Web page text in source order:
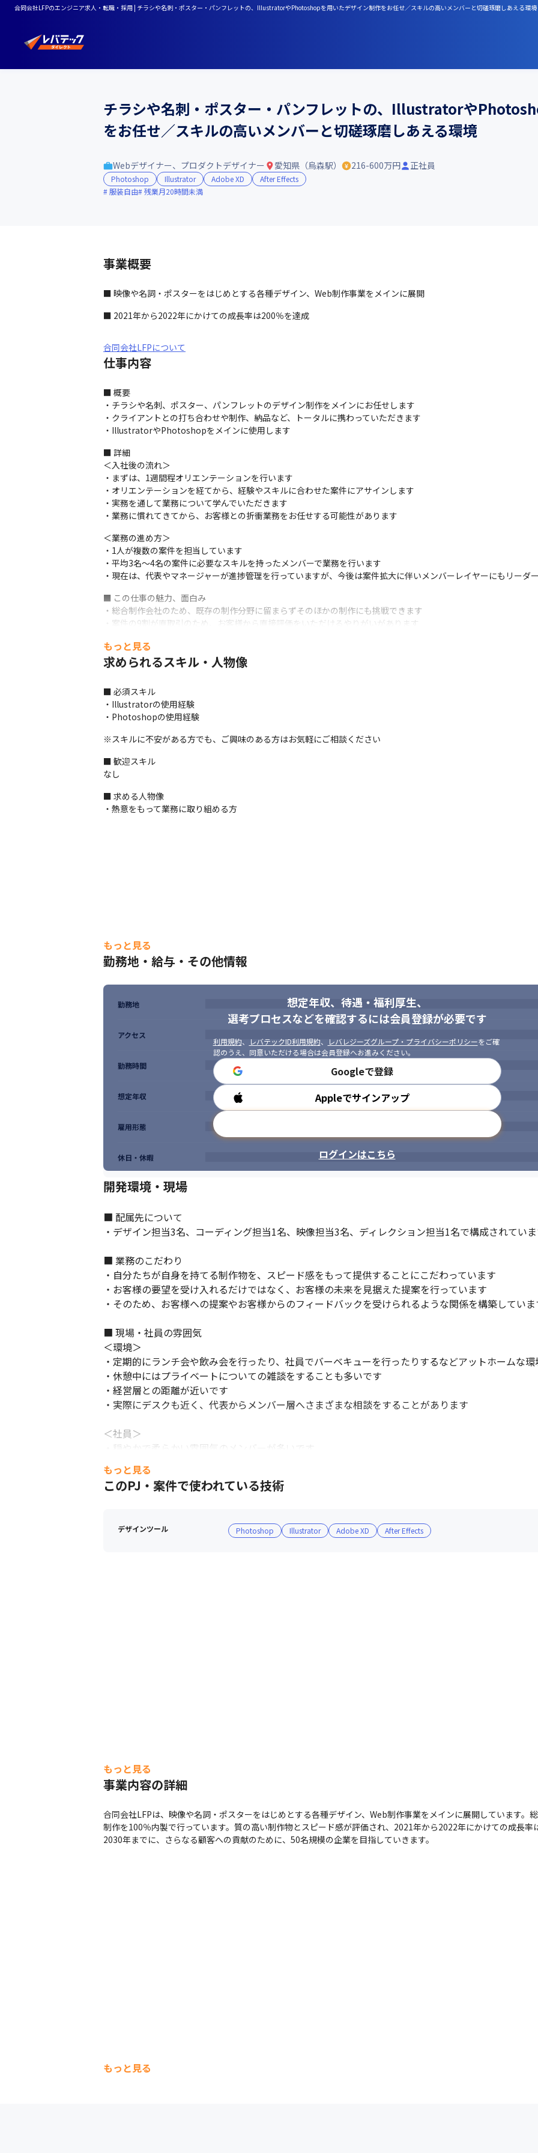
合同会社LFPのエンジニア求人・転職・採用 | チラシや名刺・ポスター・パンフレットの、IllustratorやPhotoshopを用いたデザイン制作をお任せ／スキルの高いメンバーと切磋琢磨しあえる環境
チラシや名刺・ポスター・パンフレットの、Illustratorや
をお任せ／スキルの高いメンバーと切磋琢磨しあえる環境
Webデザイナー、プロダクトデザイナー 愛知県（烏森駅） 216-600万円 正社員
Photoshop Illustrator Adobe XD
After Effects
服装自由
残業月20時間未満
事業概要
■ 映像や名詞・ポスターをはじめとする各種デザイン、Web制作事業をメインに展開
■ 2021年から2022年にかけての成長率は200％を達成
合同会社LFPについて
仕事内容
■ 概要
・チラシや名刺、ポスター、パンフレットのデザイン制作をメインにお任せします
・クライアントとの打ち合わせや制作、納品など、トータルに携わっていただきます
・IllustratorやPhotoshopをメインに使用します
■ 詳細
＜入社後の流れ＞
・まずは、1週間程オリエンテーションを行います
・オリエンテーションを経てから、経験やスキルに合わせた案件にアサインします
・実務を通して業務について学んでいただきます
・業務に慣れてきてから、お客様との折衝業務をお任せする可能性があります
＜業務の進め方＞
・1人が複数の案件を担当しています
・平均3名～4名の案件に必要なスキルを持ったメンバーで業務を行います
・現在は、代表やマネージャーが進捗管理を行っていますが、今後は案件拡大に伴いメンバーレイヤーにもリーダ
■ この仕事の魅力、面白み
・総合制作会社のため、既存の制作分野に留まらずそのほかの制作にも挑戦できます
・案件の9割が直取引のため、お客様から直接評価をいただけるやりがいがあります
・住宅関連メーカーをはじめとする、大手企業の案件や予算規模の大きな案件、行政からの案件にも関われます
・上流工程から案件に携わることができます
・スキルの高いメンバーと切磋琢磨しながら業務に取り組めます
もっと見る
求められるスキル・人物像
■ 必須スキル
・Illustratorの使用経験
・Photoshopの使用経験
※スキルに不安がある方でも、ご興味のある方はお気軽にご相談ください
■ 歓迎スキル
なし
■ 求める人物像
・熱意をもって業務に取り組める方
もっと見る
勤務地・給与・その他情報
想定年収、待遇・福利厚生、
選考プロセスなどを確認するには会員登録が必要です
利用規約、 レバテックID利用規約、 レバレジーズグループ・プライバシーポリシーをご確
認のうえ、同意いただける場合は会員登録へお進みください。
Googleで登録
Appleでサインアップ
ログインはこちら
勤務地
アクセス
勤務時間
想定年収
雇用形態
休日・休暇
開発環境・現場
■ 配属先について
・デザイン担当3名、コーディング担当1名、映像担当3名、ディレクション担当1名で構成されてい
■ 業務のこだわり
・自分たちが自身を持てる制作物を、スピード感をもって提供することにこだわっています
・お客様の要望を受け入れるだけではなく、お客様の未来を見据えた提案を行っています
・そのため、お客様への提案やお客様からのフィードバックを受けられるような関係を構築してい
■ 現場・社員の雰囲気
＜環境＞
・定期的にランチ会や飲み会を行ったり、社員でバーベキューを行ったりするなどアットホームな
・休憩中にはプライベートについての雑談をすることも多いです
・経営層との距離が近いです
・実際にデスクも近く、代表からメンバー層へさまざまな相談をすることがあります
＜社員＞
・穏やかで柔らかい雰囲気のメンバーが多いです
・自身の業務に誇りと熱意をもって業務に取り組んでいます
もっと見る
このPJ・案件で使われている技術
デザインツール Photoshop Illustrator Adobe XD After Effects
もっと見る
事業内容の詳細
合同会社LFPは、映像や名詞・ポスターをはじめとする各種デザイン、Web制作事業をメインに展開しています。
制作を100％内製で行っています。質の高い制作物とスピード感が評価され、2021年から2022年にかけての成長率
2030年までに、さらなる顧客への貢献のために、50名規模の企業を目指していきます。
もっと見る